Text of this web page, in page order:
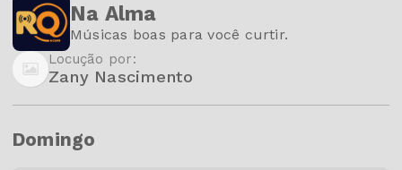
Na Alma
Músicas boas para você curtir.
Locução por:
Zany Nascimento
Domingo